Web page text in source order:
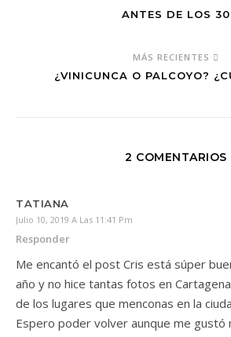
ANTES DE LOS 30
MÁS RECIENTES
¿VINICUNCA O PALCOYO?
2 COMENTARIOS
TATIANA
Julio 10, 2019 A Las 11:41 Pm
Responder
Me encantó el post Cris está súper
año y no hice tantas fotos en
de los lugares que menconas en la
Espero poder volver aunque me gustó